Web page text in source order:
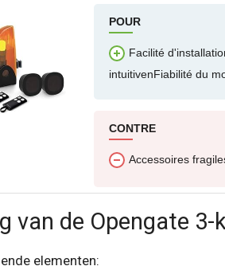
POUR
Facilité
intuitivenFiabilité du
CONTRE
Accessoires
van de Opengate 3-
elementen: